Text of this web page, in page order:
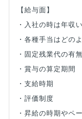
【給与面】
・入社の時は年収
・各種手当はどの
・固定残業代の有無
・賞与の算定期間
・支給時期
・評価制度
・昇給の時期やペ